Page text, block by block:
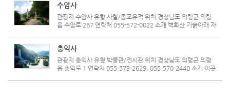
보...
수암사
관광지 수암사 유형 사찰/종교유적 위치 경상남도 의령군 의령
읍 수암로 267 연락처 055-572-0022 소개 벽화산 기슭아래 자
250평...
충익사
관광지 충익사 유형 박물관/전시관 위치 경상남도 의령군 의령
읍 충익로 1 연락처 055-573-2629, 055-570-2440 소개 이곳